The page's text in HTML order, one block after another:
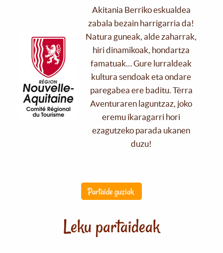
Akitania Berriko eskualdea
zabala bezain harrigarria da!
Natura guneak, alde zaharrak,
hiri dinamikoak, hondartza
famatuak… Gure lurraldeak
kultura sendoak eta ondare
paregabea ere baditu. Tèrra
Aventuraren laguntzaz, joko
eremu ikaragarri hori
ezagutzeko parada ukanen
duzu!
Partaide guziak
Leku partaideak